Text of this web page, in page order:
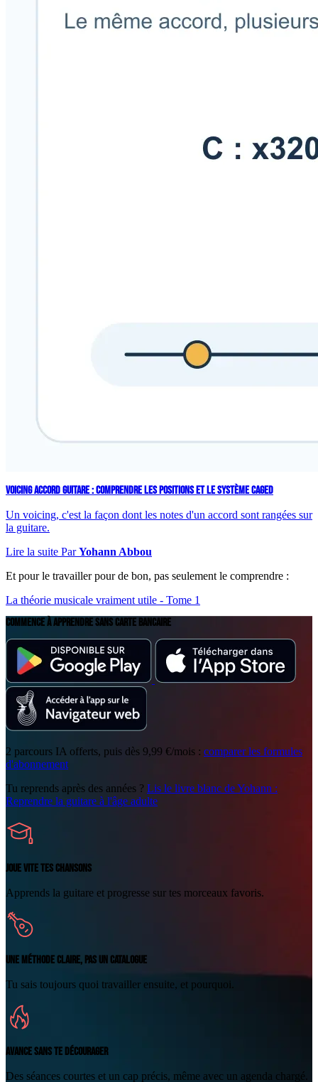
VOICING ACCORD GUITARE : COMPRENDRE LES POSITIONS ET LE SYSTÈME CAGED
Un voicing, c'est la façon dont les notes d'un accord sont rangées sur
la guitare.
Lire la suite ParYohann Abbou
Et pour le travailler pour de bon, pas seulement le comprendre :
La théorie musicale vraiment utile - Tome 1
COMMENCE À APPRENDRESANS CARTE BANCAIRE
2 parcours IA offerts, puis dès 9,99 €/mois : comparer les formules
d'abonnement
Tu reprends après des années ? Lis le livre blanc de Yohann :
Reprendre la guitare à l'âge adulte
JOUE VITE TES CHANSONS
Apprends la guitare et progresse sur tes morceaux favoris.
UNE MÉTHODE CLAIRE, PAS UN CATALOGUE
Tu sais toujours quoi travailler ensuite, et pourquoi.
AVANCE SANS TE DÉCOURAGER
Des séances courtes et un cap précis, même avec un agenda chargé.